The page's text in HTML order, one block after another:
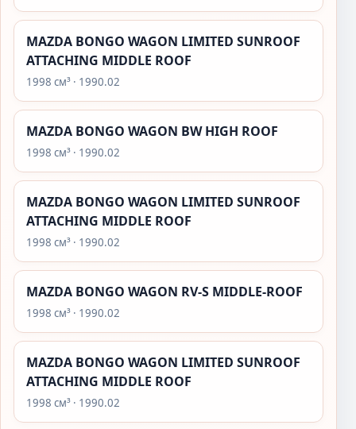
MAZDA BONGO WAGON LIMITED SUNROOF
ATTACHING MIDDLE ROOF
1998 см³ · 1990.02
MAZDA BONGO WAGON BW HIGH ROOF
1998 см³ · 1990.02
MAZDA BONGO WAGON LIMITED SUNROOF
ATTACHING MIDDLE ROOF
1998 см³ · 1990.02
MAZDA BONGO WAGON RV-S MIDDLE-ROOF
1998 см³ · 1990.02
MAZDA BONGO WAGON LIMITED SUNROOF
ATTACHING MIDDLE ROOF
1998 см³ · 1990.02